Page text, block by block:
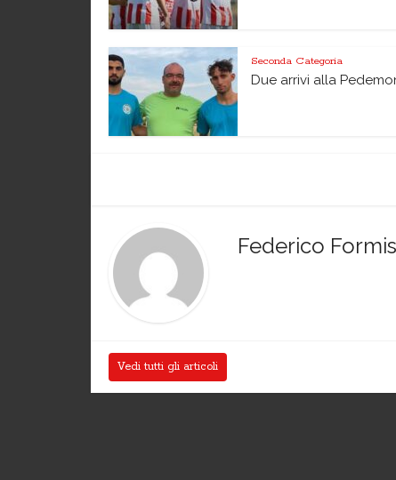
Seconda Categoria
Due arrivi alla
Federico
Vedi tutti gli articoli